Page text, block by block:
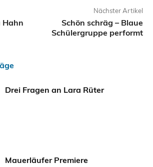
Nächster Artikel
Schön schräg – Blaue
Schülergruppe performt
Drei Fragen an Lara Rüter
Mauerläufer Premiere